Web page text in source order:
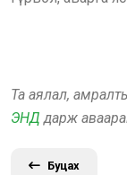
Та аялал,
ЭНД дарж
Буцах